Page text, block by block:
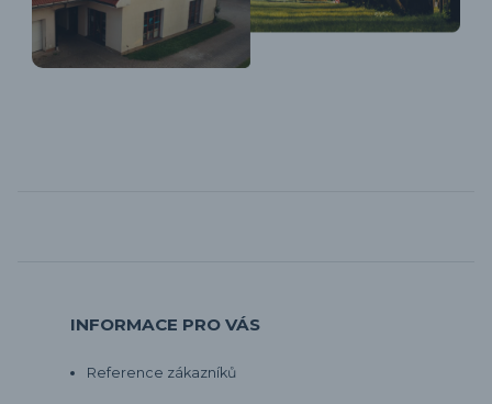
INFORMACE PRO VÁS
Reference zákazníků